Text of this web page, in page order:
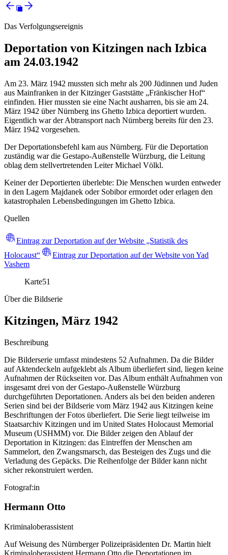
Das Verfolgungsereignis
Deportation von Kitzingen nach Izbica
am 24.03.1942
Am 23. März 1942 mussten sich mehr als 200 Jüdinnen und Juden
aus Mainfranken in der Kitzinger Gaststätte „Fränkischer Hof“
einfinden. Hier mussten sie eine Nacht ausharren, bis sie am 24.
März 1942 über Nürnberg ins Ghetto Izbica deportiert wurden.
Eigentlich war der Abtransport nach Nürnberg bereits für den 23.
März 1942 vorgesehen.
Der Deportationsbefehl kam aus Nürnberg. Für die Deportation
zuständig war die Gestapo-Außenstelle Würzburg, die Leitung
oblag dem stellvertretenden Leiter Michael Völkl.
Keiner der Deportierten überlebte: Die Menschen wurden entweder
in den Lagern Majdanek oder Sobibor ermordet oder erlagen den
katastrophalen Lebensbedingungen im Ghetto Izbica.
Quellen
Eintrag zur Deportation auf der Website „Statistik des
Holocaust“
Eintrag zur Deportation auf der Website von Yad
Vashem
Karte51
Über die Bildserie
Kitzingen, März 1942
Beschreibung
Die Bilderserie umfasst mindestens 52 Aufnahmen. Da die Bilder
auf Aktendeckeln aufgeklebt als Album überliefert sind, liegen keine
Aufnahmen der Rückseiten vor. Das Album enthält Aufnahmen von
insgesamt drei von der Gestapo-Außenstelle Würzburg
durchgeführten Deportationen. Anders als bei den beiden anderen
Serien sind bei der Bildserie vom März 1942 aus Kitzingen keine
Beschriftungen der Fotos überliefert. Die Serie liegt teilweise im
Staatsarchiv Kitzingen und im United States Holocaust Memorial
Museum (USHMM) vor. Die Bilder zeigen den Ablauf der
Deportation in Kitzingen: das Eintreffen der Menschen am
Sammelort, den Zwangsmarsch, das Besteigen des Zugs und die
Verladung des Gepäcks. Die Reihenfolge der Bilder kann nicht
sicher rekonstruiert werden.
Fotograf:in
Hermann Otto
Kriminaloberassistent
Auf Weisung des Nürnberger Polizeipräsidenten Dr. Martin hielt